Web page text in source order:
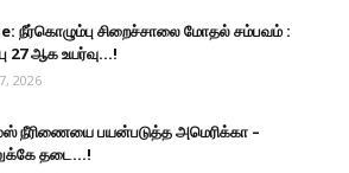
நீர்கொழும்பு சிறைச்சாலை மோதல் சம்பவம் :
27 ஆக உயர்வு...!
2026
நீரிணையை பயன்படுத்த அமெரிக்கா –
தடை...!